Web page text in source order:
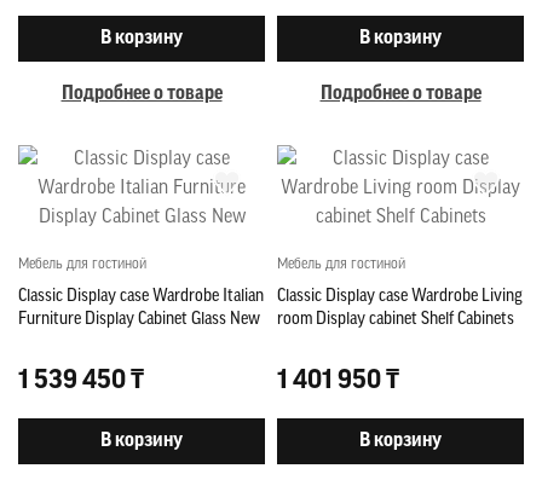
В корзину
Подробнее о товаре
В корзину
Подробнее о товаре
Мебель для гостиной
Classic Display case Wardrobe Italian
Furniture Display Cabinet Glass New
1 539 450 ₸
В корзину
Мебель для гостиной
Classic Display case Wardrobe Living
room Display cabinet Shelf Cabinets
1 401 950 ₸
В корзину